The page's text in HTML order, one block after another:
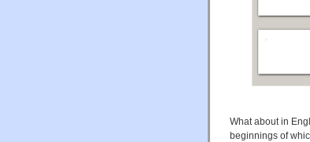
What about in
beginnings of